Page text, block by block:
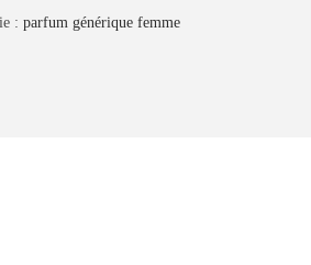
: parfum générique femme